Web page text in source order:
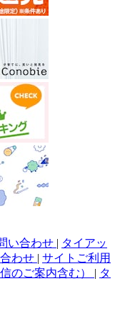
い合わせ | タイアッ
わせ | サイトご利用
のご案内含む） | タ